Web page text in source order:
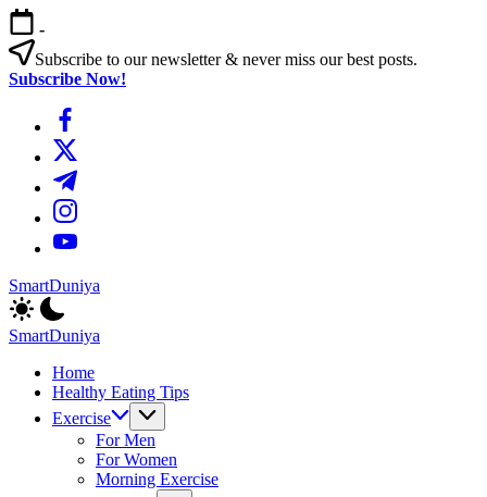
এড়িয়ে
লেখায়
যান
-
Subscribe to our newsletter & never miss our best posts.
Subscribe Now!
https://www.facebook.com/
https://twitter.com/
https://t.me/
https://www.instagram.com/
https://youtube.com/
SmartDuniya
Be
Smart
&
Happy
Life
with
health
SmartDuniya
Smart
Happy
Home
Healthy Eating Tips
Exercise
For Men
For Women
Morning Exercise